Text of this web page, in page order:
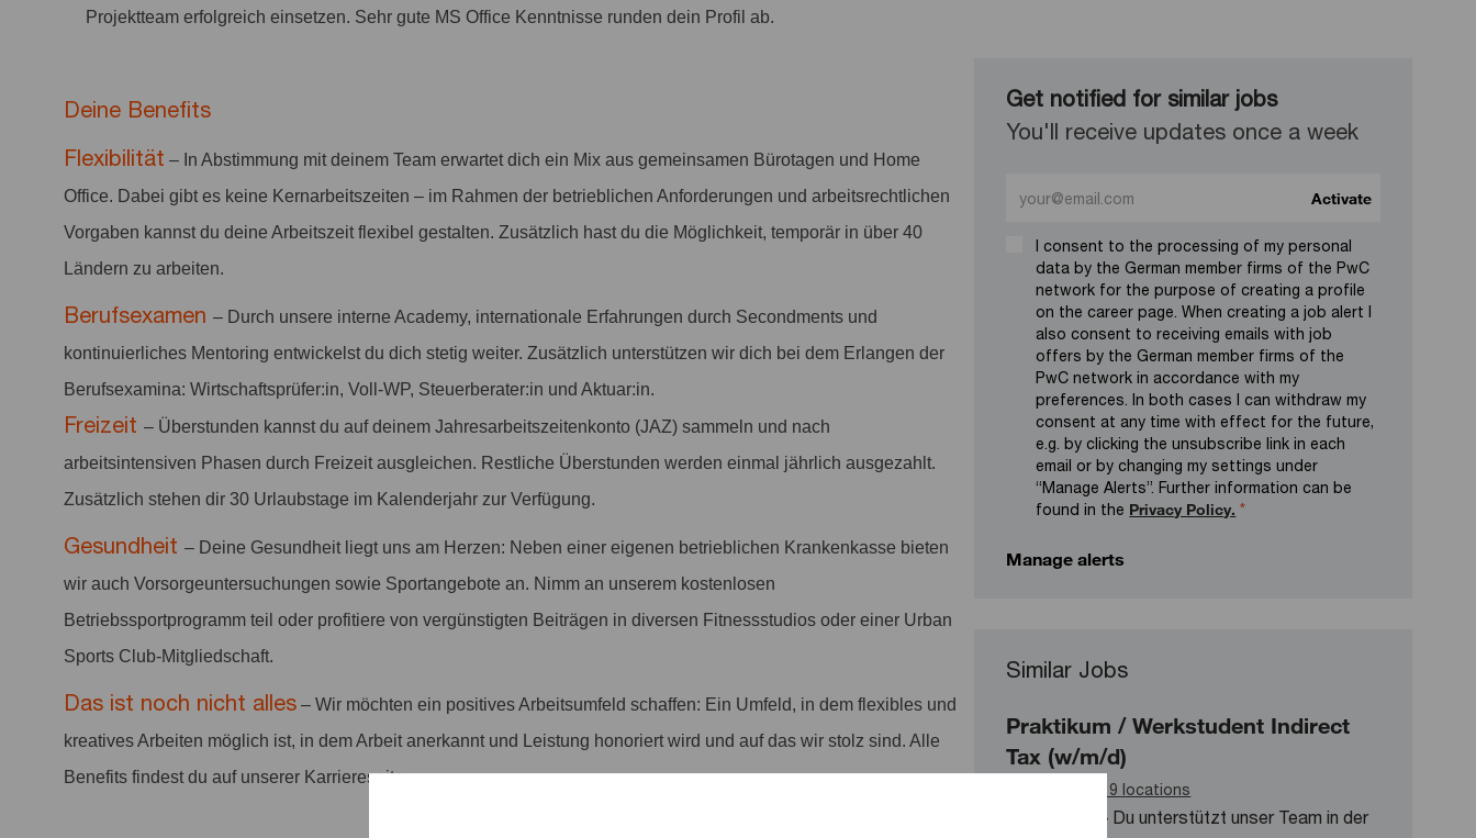
Projektteam erfolgreich einsetzen. Sehr gute MS Office Kenntnisse runden dein Profil ab.
Deine Benefits
Flexibilität – In Abstimmung mit deinem Team erwartet dich ein Mix aus gemeinsamen Bürotagen und Home
Office. Dabei gibt es keine Kernarbeitszeiten – im Rahmen der betrieblichen Anforderungen und arbeitsrechtlichen
Vorgaben kannst du deine Arbeitszeit flexibel gestalten. Zusätzlich hast du die Möglichkeit, temporär in über 40
Ländern zu arbeiten.
Berufsexamen – Durch unsere interne Academy, internationale Erfahrungen durch Secondments und
kontinuierliches Mentoring entwickelst du dich stetig weiter. Zusätzlich unterstützen wir dich bei dem Erlangen der
Berufsexamina: Wirtschaftsprüfer:in, Voll-WP, Steuerberater:in und Aktuar:in.
Freizeit – Überstunden kannst du auf deinem Jahresarbeitszeitenkonto (JAZ) sammeln und nach
arbeitsintensiven Phasen durch Freizeit ausgleichen. Restliche Überstunden werden einmal jährlich ausgezahlt.
Zusätzlich stehen dir 30 Urlaubstage im Kalenderjahr zur Verfügung.
Gesundheit – Deine Gesundheit liegt uns am Herzen: Neben einer eigenen betrieblichen Krankenkasse bieten
wir auch Vorsorgeuntersuchungen sowie Sportangebote an. Nimm an unserem kostenlosen
Betriebssportprogramm teil oder profitiere von vergünstigten Beiträgen in diversen Fitnessstudios oder einer Urban
Sports Club-Mitgliedschaft.
Das ist noch nicht alles – Wir möchten ein positives Arbeitsumfeld schaffen: Ein Umfeld, in dem flexibles und
kreatives Arbeiten möglich ist, in dem Arbeit anerkannt und Leistung honoriert wird und auf das wir stolz sind. Alle
Benefits findest du auf unserer Karriereseite.
Get notified for similar jobs
You'll receive updates once a week
I consent to the processing of my personal
data by the German member firms of the PwC
network for the purpose of creating a profile
on the career page. When creating a job alert I
also consent to receiving emails with job
offers by the German member firms of the
PwC network in accordance with my
preferences. In both cases I can withdraw my
consent at any time with effect for the future,
e.g. by clicking the unsubscribe link in each
email or by changing my settings under
“Manage Alerts”. Further information can be
found in the Privacy Policy. *
Activate
Manage alerts
Similar Jobs
Praktikum / Werkstudent Indirect
Tax (w/m/d)
Available in 9 locations
Teamarbeit – Du unterstützt unser Team in der